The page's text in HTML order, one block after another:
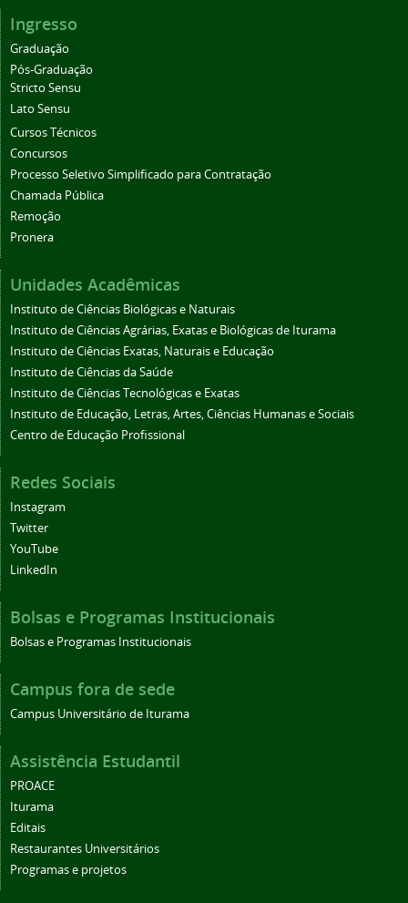
Ingresso
Graduação
Pós-Graduação
Stricto Sensu
Lato Sensu
Cursos Técnicos
Concursos
Processo Seletivo Simplificado para Contratação
Chamada Pública
Remoção
Pronera
Unidades Acadêmicas
Instituto de Ciências Biológicas e Naturais
Instituto de Ciências Agrárias, Exatas e Biológicas de Iturama
Instituto de Ciências Exatas, Naturais e Educação
Instituto de Ciências da Saúde
Instituto de Ciências Tecnológicas e Exatas
Instituto de Educação, Letras, Artes, Ciências Humanas e Sociais
Centro de Educação Profissional
Redes Sociais
Instagram
Twitter
YouTube
LinkedIn
Bolsas e Programas Institucionais
Bolsas e Programas Institucionais
Campus fora de sede
Campus Universitário de Iturama
Assistência Estudantil
PROACE
Iturama
Editais
Restaurantes Universitários
Programas e projetos